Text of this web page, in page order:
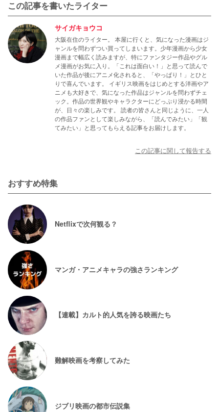
この記事を書いたライター
サイガキョウコ
大阪在住のライター。 本屋に行くと、気になった漫画はジ
ャンルを問わずつい買ってしまいます。少年漫画から少女
漫画まで幅広く読みますが、特にファンタジー作品やグル
メ漫画がお気に入り。「これは面白い！」と思って読んで
いた作品が後にアニメ化されると、「やっぱり！」とひと
りで喜んでいます。 イギリス映画をはじめとする洋画やア
ニメも大好きで、気になった作品はジャンルを問わずチェ
ック。作品の世界観やキャラクターにどっぷり浸かる時間
が、日々の楽しみです。 読者の皆さんと同じように、一人
の作品ファンとして楽しみながら、「読んでみたい」「観
てみたい」と思ってもらえる記事をお届けします。
この記事に関して報告する
おすすめ特集
Netflixで次何観る？
マンガ・アニメキャラの強さランキング
【連載】カルト的人気を誇る映画たち
難解映画を考察してみた
ジブリ映画の都市伝説集